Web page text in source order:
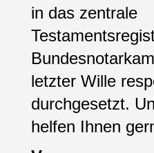
in das zentrale
letzter Wille
durchgesetzt.
helfen Ihnen